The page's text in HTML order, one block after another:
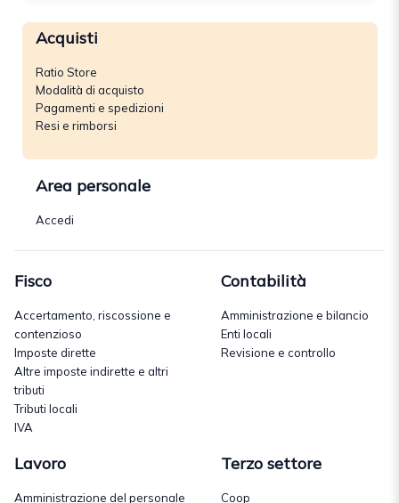
Acquisti
Ratio Store
Modalità di acquisto
Pagamenti e spedizioni
Resi e rimborsi
Area personale
Accedi
Fisco
Accertamento, riscossione e
contenzioso
Imposte dirette
Altre imposte indirette e altri
tributi
Tributi locali
IVA
Contabilità
Amministrazione e bilancio
Enti locali
Revisione e controllo
Lavoro
Amministrazione del personale
Terzo settore
Coop